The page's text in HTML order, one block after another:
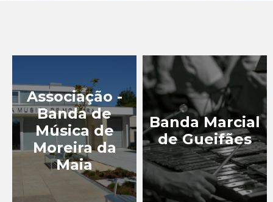
IGREJAS, CAPELAS E
MIRADOUROS
MONUMENTOS, PRAÇAS
E ESTÁTUAS
MUSEUS
PATRIMÓNIO
INDUSTRIAL
Associação -
Banda de
Música de
Moreira da
Maia
Banda Marcial
de Gueifães